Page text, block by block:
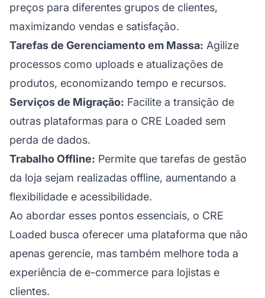
preços para diferentes grupos de clientes,
maximizando vendas e satisfação.
Tarefas de Gerenciamento em Massa: Agilize
processos como uploads e atualizações de
produtos, economizando tempo e recursos.
Serviços de Migração: Facilite a transição de
outras plataformas para o CRE Loaded sem
perda de dados.
Trabalho Offline: Permite que tarefas de gestão
da loja sejam realizadas offline, aumentando a
flexibilidade e acessibilidade.
Ao abordar esses pontos essenciais, o CRE
Loaded busca oferecer uma plataforma que não
apenas gerencie, mas também melhore toda a
experiência de e-commerce para lojistas e
clientes.